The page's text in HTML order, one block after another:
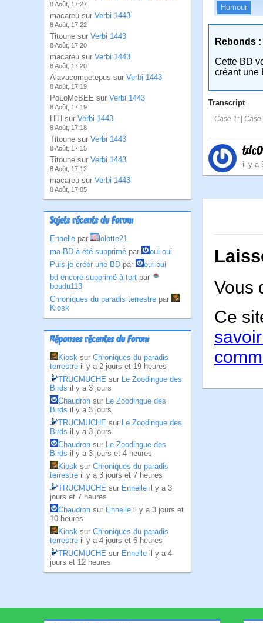
8 Août, 17:27
macareu sur Verbi 1443
8 Août, 17:22
Titoune sur Verbi 1443
8 Août, 17:20
macareu sur Verbi 1443
8 Août, 17:20
Alavacomgetepus sur Verbi 1443
8 Août, 17:19
PoLoMcBEE sur Verbi 1443
8 Août, 17:19
HlH sur Verbi 1443
8 Août, 17:18
Titoune sur Verbi 1443
8 Août, 17:15
Titoune sur Verbi 1443
8 Août, 17:12
macareu sur Verbi 1443
8 Août, 17:05
Sujets récents du Forum
Ennelle par
lolotte21
ma BD à été supprimé par
oui oui
Puis-je créer une BD par
oui oui
bd encore supprimé à tort par
boudu113
Chroniques du paradis terrestre par
Kiosk
Réponses récentes du Forum
Kiosk sur Chroniques du paradis
terrestre il y a 2 jours et 19 heures
TRUCMUCHE sur Le Zoodingue des
Birds il y a 3 jours
Chaudron sur Le Zoodingue des
Birds il y a 3 jours
TRUCMUCHE sur Le Zoodingue des
Birds il y a 3 jours
Chaudron sur Le Zoodingue des
Birds il y a 3 jours et 4 heures
Kiosk sur Chroniques du paradis
terrestre il y a 3 jours et 7 heures
TRUCMUCHE sur Ennelle il y a 3
jours et 7 heures
Chaudron sur Ennelle il y a 3 jours et
10 heures
Kiosk sur Chroniques du paradis
terrestre il y a 4 jours et 6 heures
TRUCMUCHE sur Ennelle il y a 4
jours et 12 heures
Humour
Rebonds :
Cette BD
créant une
Transcript
Case 1: |
il y a
Vous
Ce